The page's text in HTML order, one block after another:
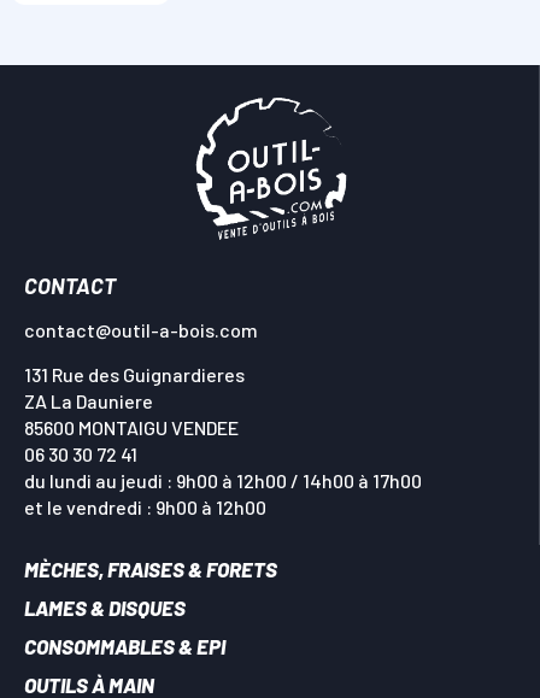
CONTACT
contact@outil-a-bois.com
131 Rue des Guignardieres
ZA La Dauniere
85600 MONTAIGU VENDEE
06 30 30 72 41
du lundi au jeudi : 9h00 à 12h00 / 14h00 à 17h00
et le vendredi : 9h00 à 12h00
MÈCHES, FRAISES & FORETS
LAMES & DISQUES
CONSOMMABLES & EPI
OUTILS À MAIN